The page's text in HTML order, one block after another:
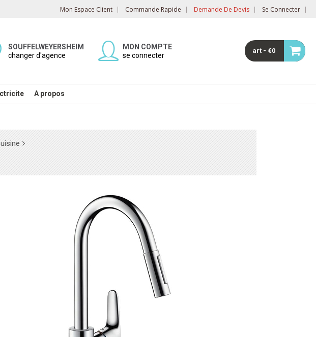
Mon Espace Client Commande Rapide Demande De Devis Se Connecter
SOUFFELWEYERSHEIM
changer d'agence
MON COMPTE
se connecter
art - €0
A propos